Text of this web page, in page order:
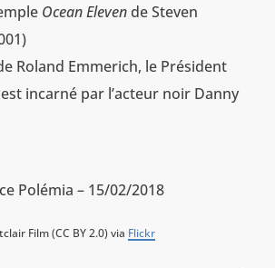
Ocean Elevende Steven
Roland Emmerich, le Président
incarné par l’acteur noir Danny
Polémia – 15/02/2018
Film (CC BY 2.0) via Flickr